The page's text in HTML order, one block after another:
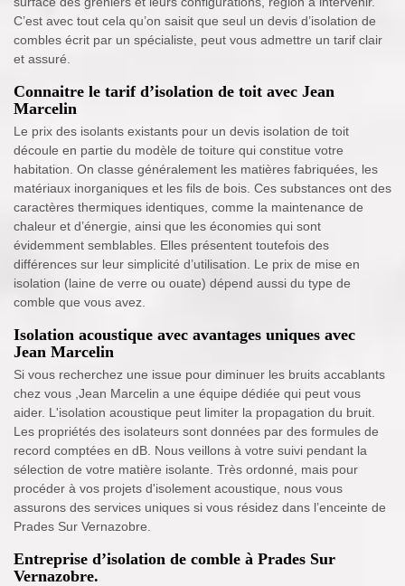
C’est avec tout cela qu’on saisit que seul un devis d’isolation de
combles écrit par un spécialiste, peut vous admettre un tarif clair
et assuré.
Connaitre le tarif d’isolation de toit avec Jean
Marcelin
Le prix des isolants existants pour un devis isolation de toit
découle en partie du modèle de toiture qui constitue votre
habitation. On classe généralement les matières fabriquées, les
matériaux inorganiques et les fils de bois. Ces substances ont des
caractères thermiques identiques, comme la maintenance de
chaleur et d’énergie, ainsi que les économies qui sont
évidemment semblables. Elles présentent toutefois des
différences sur leur simplicité d’utilisation. Le prix de mise en
isolation (laine de verre ou ouate) dépend aussi du type de
comble que vous avez.
Isolation acoustique avec avantages uniques avec
Jean Marcelin
Si vous recherchez une issue pour diminuer les bruits accablants
chez vous ,Jean Marcelin a une équipe dédiée qui peut vous
aider. L'isolation acoustique peut limiter la propagation du bruit.
Les propriétés des isolateurs sont données par des formules de
record comptées en dB. Nous veillons à votre suivi pendant la
sélection de votre matière isolante. Très ordonné, mais pour
procéder à vos projets d'isolement acoustique, nous vous
assurons des services uniques si vous résidez dans l’enceinte de
Prades Sur Vernazobre.
Entreprise d’isolation de comble à Prades Sur
Vernazobre.